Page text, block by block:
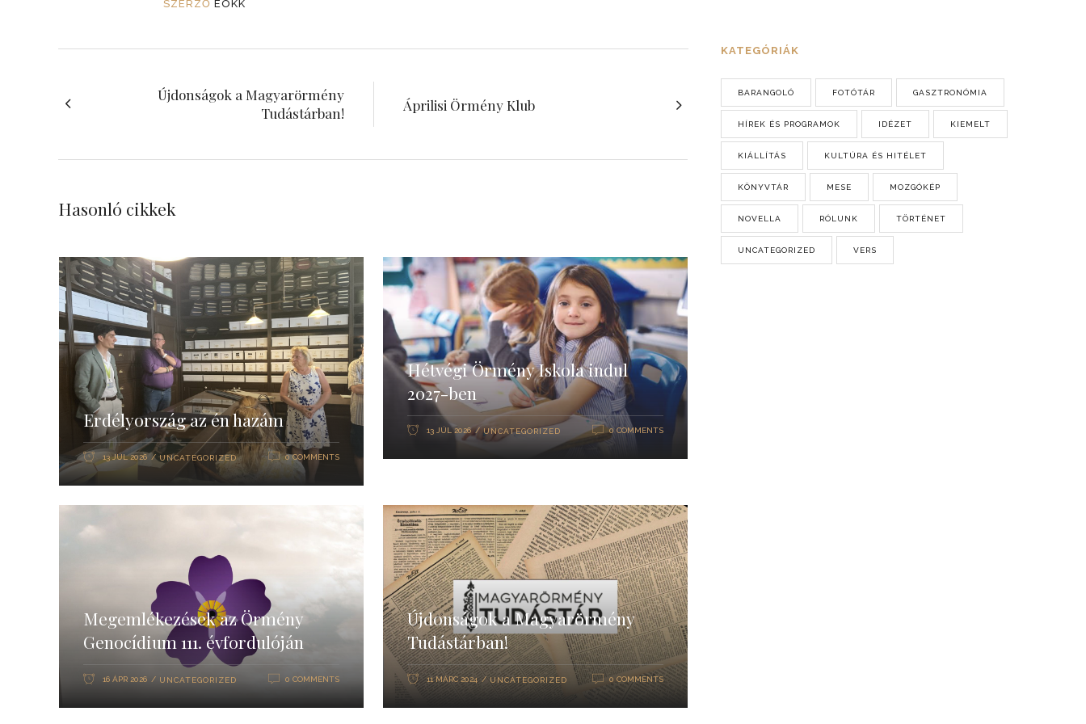
SZERZŐ EÖKK
Újdonságok a Magyarörmény
Tudástárban!
Áprilisi Örmény Klub
Hasonló cikkek
Erdélyország az én hazám
13 JÚL 2026 UNCATEGORIZED 0 COMMENTS
Hétvégi Örmény Iskola indul
2027-ben
13 JÚL 2026 UNCATEGORIZED 0 COMMENTS
Megemlékezések az Örmény
Genocídium 111. évfordulóján
16 ÁPR 2026 UNCATEGORIZED 0 COMMENTS
Újdonságok a Magyarörmény
Tudástárban!
11 MÁRC 2024 UNCATEGORIZED 0 COMMENTS
KATEGÓRIÁK
BARANGOLÓ FOTÓTÁR GASZTRONÓMIA
HÍREK ÉS PROGRAMOK IDÉZET KIEMELT
KIÁLLÍTÁS KULTÚRA ÉS HITÉLET
KÖNYVTÁR MESE MOZGÓKÉP
NOVELLA RÓLUNK TÖRTÉNET
UNCATEGORIZED VERS